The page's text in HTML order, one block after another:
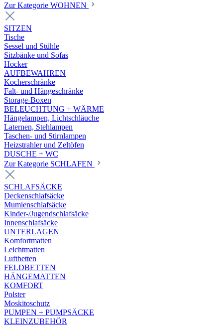
Zur Kategorie WOHNEN
SITZEN
Tische
Sessel und Stühle
Sitzbänke und Sofas
Hocker
AUFBEWAHREN
Kocherschränke
Falt- und Hängeschränke
Storage-Boxen
BELEUCHTUNG + WÄRME
Hängelampen, Lichtschläuche
Laternen, Stehlampen
Taschen- und Stirnlampen
Heizstrahler und Zeltöfen
DUSCHE + WC
Zur Kategorie SCHLAFEN
SCHLAFSÄCKE
Deckenschlafsäcke
Mumienschlafsäcke
Kinder-/Jugendschlafsäcke
Innenschlafsäcke
UNTERLAGEN
Komfortmatten
Leichtmatten
Luftbetten
FELDBETTEN
HÄNGEMATTEN
KOMFORT
Polster
Moskitoschutz
PUMPEN + PUMPSÄCKE
KLEINZUBEHÖR